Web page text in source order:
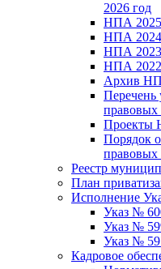
2026 год
НПА 2025
НПА 2024
НПА 2023
НПА 2022
Архив
Перечень
правовых
Проекты
Порядок
правовых
Реестр
План
Исполнение
Указ №
Указ №
Указ №
Кадровое